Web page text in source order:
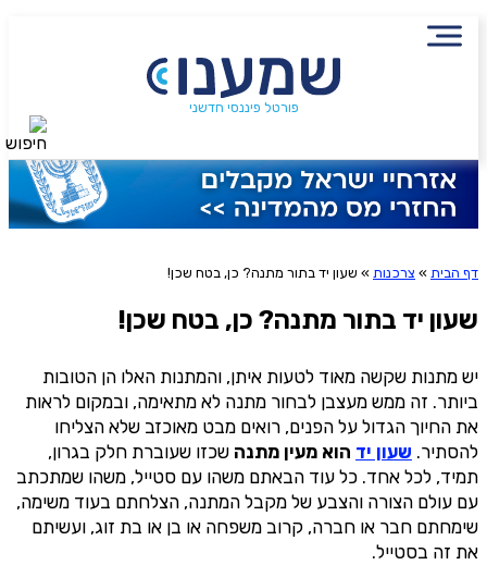
פורטל פיננסי חדשני
דף הבית » צרכנות » שעון יד בתור מתנה? כן, בטח שכן!
שעון יד בתור מתנה? כן, בטח שכן!
יש מתנות שקשה מאוד לטעות איתן, והמתנות האלו הן הטובות
ביותר. זה ממש מעצבן לבחור מתנה לא מתאימה, ובמקום לראות
את החיוך הגדול על הפנים, רואים מבט מאוכזב שלא הצליחו
להסתיר. שעון יד הוא מעין מתנה שכזו שעוברת חלק בגרון,
תמיד, לכל אחד. כל עוד הבאתם משהו עם סטייל, משהו שמתכתב
עם עולם הצורה והצבע של מקבל המתנה, הצלחתם בעוד משימה,
שימחתם חבר או חברה, קרוב משפחה או בן או בת זוג, ועשיתם
את זה בסטייל.
הירשמו לניוזלטר שמענו ותיהנו
אני מסכימ/ה לקבלת תוכן, דברי פרסומת או עדכונים
מהחברה או מצדדים שלישיים הדוא"ל, מסרונים או טלפון
שכר ב-6 השנים האחרונות
שילמת מס הכנסה ב-6 השנים האחרונות?
אני מאשר שקראתי את תנאי השימוש והפרטיות ואני מסכים להם, וכי
פרטיי ישמש לקבלת פניות, הצעות שיווקיות מאיתנו או מצדדים שלישיים, לרבות
בנוגע לתוכניות ביטוח או מוצרים פנסיוניים
מסכימ/ה לקבלת תוכן, דברי פרסומת או עדכונים מהחברה באמצעות
דוא"ל, SMS או טלפון
שלח לבדיקת זכאות
חיפוש